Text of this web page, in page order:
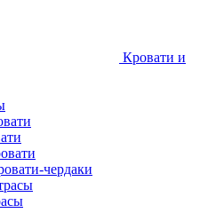
Кровати и
чердаки